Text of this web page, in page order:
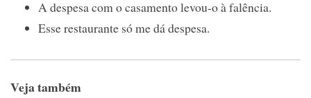
A despesa com o casamento levou-o à falência.
Esse restaurante só me dá despesa.
Veja também